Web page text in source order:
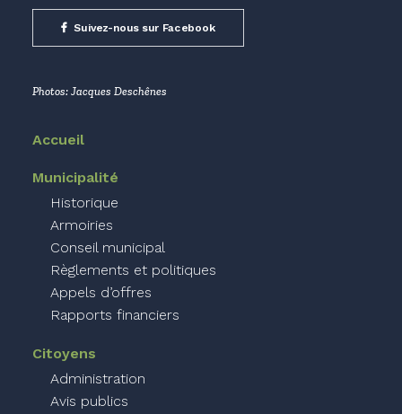
Suivez-nous sur Facebook
Photos: Jacques Deschênes
Accueil
Municipalité
Historique
Armoiries
Conseil municipal
Règlements et politiques
Appels d’offres
Rapports financiers
Citoyens
Administration
Avis publics